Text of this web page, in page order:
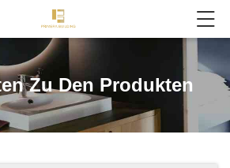
Zu Den Produkten